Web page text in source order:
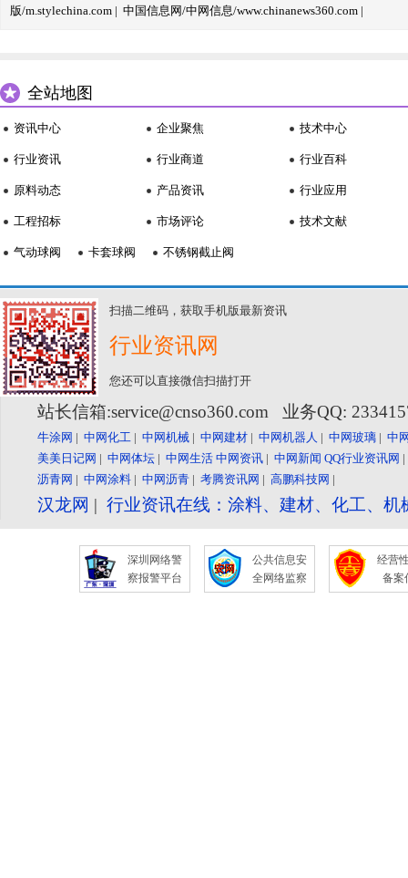
版/m.stylechina.com | 中国信息网/中网信息/www.chinanews360.com |
全站地图
资讯中心
行业资讯
原料动态
工程招标
企业聚焦
行业商道
产品资讯
市场评论
技术中心
行业百科
行业应用
技术文献
气动球阀 卡套球阀 不锈钢截止阀
扫描二维码，获取手机版最新资讯
行业资讯网
您还可以直接微信扫描打开
站长信箱:service@cnso360.com 业务QQ:
牛涂网 | 中网化工 | 中网机械 | 中网建材 | 中网机器人 | 中网玻璃 | 中
美美日记网 | 中网体坛 | 中网生活 中网资讯 | 中网新闻 QQ行业资讯网
沥青网 | 中网涂料 | 中网沥青 | 考腾资讯网 | 高鹏科技网 |
汉龙网 | 行业资讯在线：涂料、建材、化工、
深圳网络警
察报警平台
公共信息安
全网络监察
经营
备案